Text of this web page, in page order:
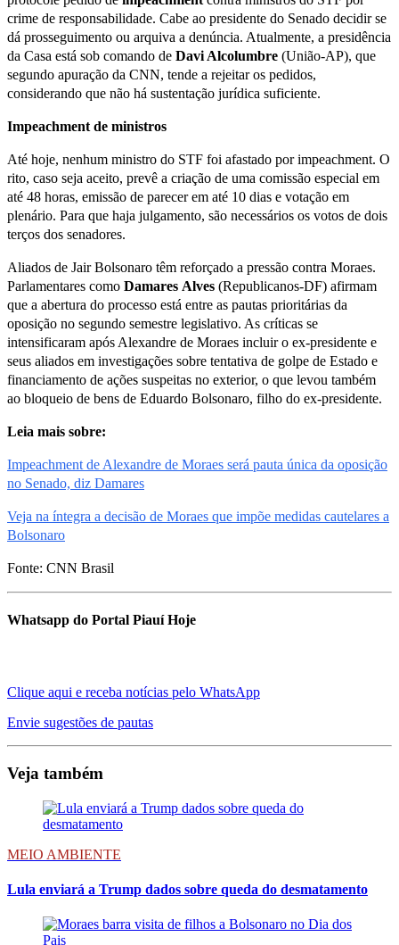
crime de responsabilidade. Cabe ao presidente do Senado decidir se
dá prosseguimento ou arquiva a denúncia. Atualmente, a presidência
da Casa está sob comando de Davi Alcolumbre (União-AP), que
segundo apuração da CNN, tende a rejeitar os pedidos,
considerando que não há sustentação jurídica suficiente.
Impeachment de ministros
Até hoje, nenhum ministro do STF foi afastado por impeachment. O
rito, caso seja aceito, prevê a criação de uma comissão especial em
até 48 horas, emissão de parecer em até 10 dias e votação em
plenário. Para que haja julgamento, são necessários os votos de dois
terços dos senadores.
Aliados de Jair Bolsonaro têm reforçado a pressão contra Moraes.
Parlamentares como Damares Alves (Republicanos-DF) afirmam
que a abertura do processo está entre as pautas prioritárias da
oposição no segundo semestre legislativo. As críticas se
intensificaram após Alexandre de Moraes incluir o ex-presidente e
seus aliados em investigações sobre tentativa de golpe de Estado e
financiamento de ações suspeitas no exterior, o que levou também
ao bloqueio de bens de Eduardo Bolsonaro, filho do ex-presidente.
Leia mais sobre:
Impeachment de Alexandre de Moraes será pauta única da oposição
no Senado, diz Damares
Veja na íntegra a decisão de Moraes que impõe medidas cautelares a
Bolsonaro
Fonte: CNN Brasil
Whatsapp do Portal Piauí Hoje
Clique aqui e receba notícias pelo WhatsApp
Envie sugestões de pautas
Veja também
MEIO AMBIENTE
Lula enviará a Trump dados sobre queda do desmatamento